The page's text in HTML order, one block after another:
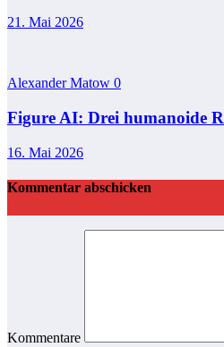
21. Mai 2026
Alexander Matow 0
Figure AI: Drei humanoide
16. Mai 2026
Kommentar abschicken
Kommentare